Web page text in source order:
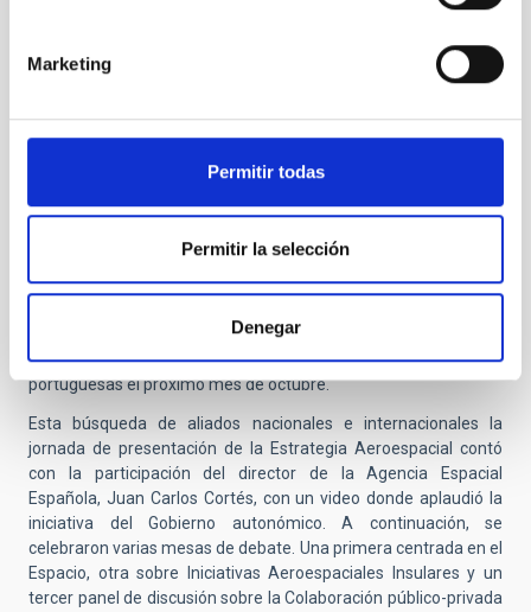
Marketing
Permitir todas
Permitir la selección
Denegar
Tecnológica Aeroespacial Española (PAE), la Estrategia
Aeroespacial Canaria aspira a establecer sinergias con
como la New Space Strategy de Cataluña, la Estrategia
Aeroespacial de Andalucía o la iniciativa Civil UAVs de la Xunta
Recoge también la colaboración con estrategias
territorios con desafíos similares. Como ejemplo de ello, ya se
está trabajando de manera conjunta con la Estrategia Space
europea NEREUS, que aglutina a las regiones europeas que
usan tecnologías aeroespaciales, que tendrá lugar en las islas
portuguesas el próximo mes de octubre.
Esta búsqueda de aliados nacionales e internacionales la
jornada de presentación de la Estrategia Aeroespacial contó
con la participación del director de la Agencia Espacial
Española, Juan Carlos Cortés, con un video donde aplaudió la
iniciativa del Gobierno autonómico. A continuación, se
celebraron varias mesas de debate. Una primera centrada en el
Espacio, otra sobre Iniciativas Aeroespaciales Insulares y un
tercer panel de discusión sobre la Colaboración público-privada